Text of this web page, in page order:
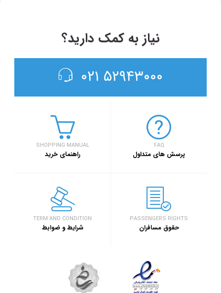
نیاز به کمک دارید؟
۵۲۹۴۳۰۰۰ ۰۲۱
SHOPPING MANUAL
راهنمای خرید
FAQ
پرسش های متداول
TERM AND CONDITION
شرایط و ضوابط
PASSENGERS RIGHTS
حقوق مسافران